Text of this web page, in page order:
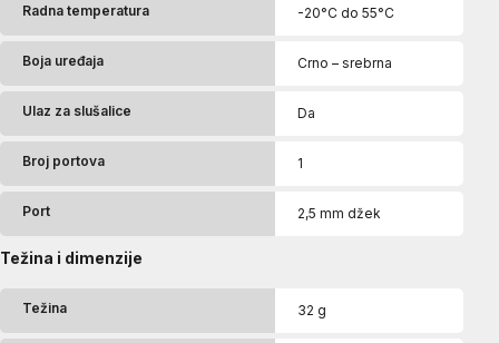
Radna temperatura -20°C do 55°C
Boja uređaja Crno – srebrna
Ulaz za slušalice Da
Broj portova 1
Port 2,5 mm džek
Težina i dimenzije
Težina 32 g